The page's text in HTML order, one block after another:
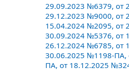
29.09.2023 №6379, от
29.12.2023 №9000, от
15.04.2024 №2095, от
30.09.2024 №5376, от
26.12.2024 №6785, от
30.06.2025 №1198-ПА,
ПА, от 18.12.2025